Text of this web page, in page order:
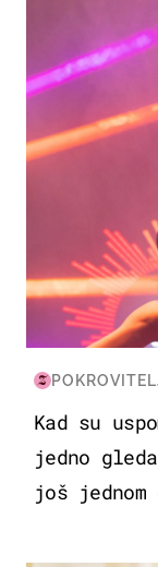
KULTURA &
Kad su
jedno
još